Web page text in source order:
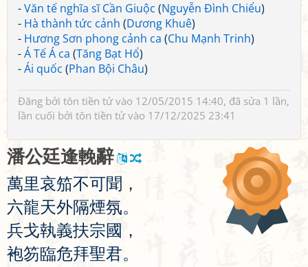
-Văn tế nghĩa sĩ Cần Giuộc (Nguyễn Đình Chiểu)
- Hà thành tức cảnh (Dương Khuê)
- Hương Sơn phong cảnh ca (Chu Mạnh Trinh)
-Á Tế Á ca (Tăng Bạt Hổ)
-Ái quốc (Phan Bội Châu)
Đăng bởi tôn tiền tửvào 12/05/2015 14:40, đã sửa 1 lần,
lần cuối bởi tôn tiền tửvào 17/12/2025 23:41
潘公廷逢輓辭
萬里哀笳不可聞 ，
六龍天外隔煙氛。
兵戈執義扶宗國 ，
袍笏臨危拜聖君。